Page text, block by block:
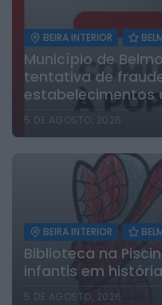
BEIRA INTERIOR
Município de
tentativa de
estabelecimentos
5 DE AGOSTO, 2026
BEIRA INTERIOR
Biblioteca na
infantis em
5 DE AGOSTO, 2026